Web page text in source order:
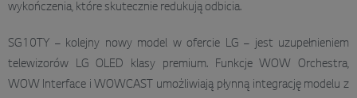
wykończenia, które skutecznie redukują odbicia.
SG10TY – kolejny nowy model w ofercie LG – jest uzupełnieniem
telewizorów LG OLED klasy premium. Funkcje WOW Orchestra,
WOW Interface i WOWCAST umożliwiają płynną integrację modelu z